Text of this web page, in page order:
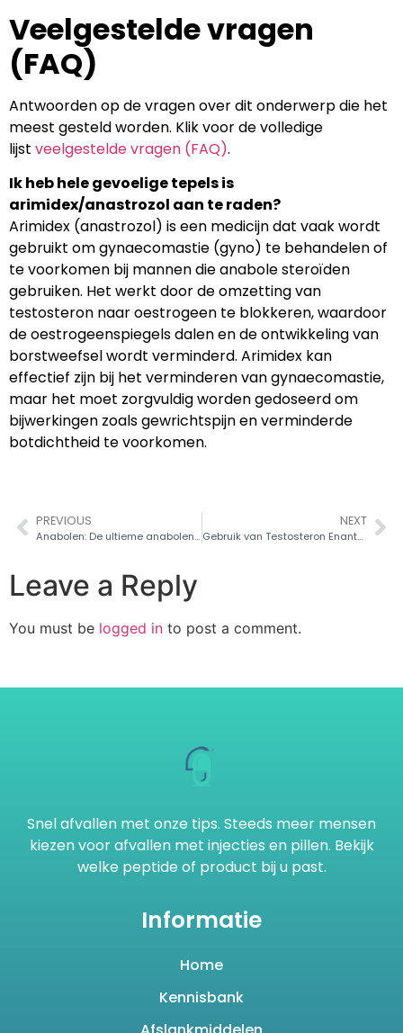
Veelgestelde vragen
(FAQ)
Antwoorden op de vragen over dit onderwerp die het
meest gesteld worden. Klik voor de volledige
lijst veelgestelde vragen (FAQ).
Ik heb hele gevoelige tepels is
arimidex/anastrozol aan te raden?
Arimidex (anastrozol) is een medicijn dat vaak wordt
gebruikt om gynaecomastie (gyno) te behandelen of
te voorkomen bij mannen die anabole steroïden
gebruiken. Het werkt door de omzetting van
testosteron naar oestrogeen te blokkeren, waardoor
de oestrogeenspiegels dalen en de ontwikkeling van
borstweefsel wordt verminderd. Arimidex kan
effectief zijn bij het verminderen van gynaecomastie,
maar het moet zorgvuldig worden gedoseerd om
bijwerkingen zoals gewrichtspijn en verminderde
botdichtheid te voorkomen.
PREVIOUS
Anabolen: De ultieme anabolen steroïden gids
NEXT
Gebruik van Testosteron Enanthate.
Leave a Reply
You must be logged in to post a comment.
Snel afvallen met onze tips. Steeds meer mensen
kiezen voor afvallen met injecties en pillen. Bekijk
welke peptide of product bij u past.
Informatie
Home
Kennisbank